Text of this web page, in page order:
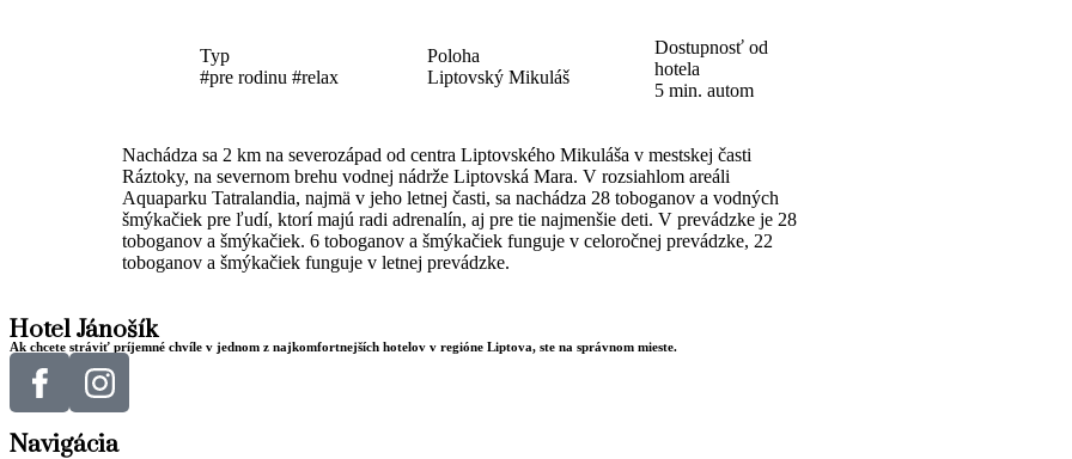
Typ
#pre rodinu #relax
Poloha
Liptovský Mikuláš
Dostupnosť od
hotela
5 min. autom
Nachádza sa 2 km na severozápad od centra Liptovského Mikuláša v mestskej časti
Ráztoky, na severnom brehu vodnej nádrže Liptovská Mara. V rozsiahlom areáli
Aquaparku Tatralandia, najmä v jeho letnej časti, sa nachádza 28 toboganov a vodných
šmýkačiek pre ľudí, ktorí majú radi adrenalín, aj pre tie najmenšie deti. V prevádzke je 28
toboganov a šmýkačiek. 6 toboganov a šmýkačiek funguje v celoročnej prevádzke, 22
toboganov a šmýkačiek funguje v letnej prevádzke.
Hotel Jánošík
Ak chcete stráviť príjemné chvíle v jednom z najkomfortnejších hotelov v regióne Liptova, ste na správnom mieste.
Navigácia